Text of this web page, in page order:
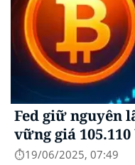
Fed giữ nguyên
vững giá 105.110
⏱️19/06/2025, 07:49